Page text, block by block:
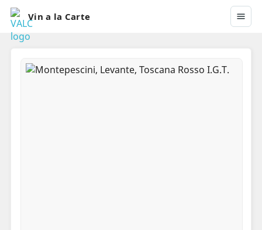
Vin a la Carte